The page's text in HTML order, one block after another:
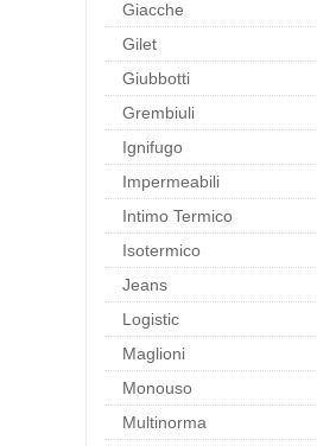
Giacche
Gilet
Giubbotti
Grembiuli
Ignifugo
Impermeabili
Intimo Termico
Isotermico
Jeans
Logistic
Maglioni
Monouso
Multinorma